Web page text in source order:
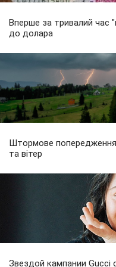
Вперше за тривалий час
до долара
Штормове попередження
та вітер
Звездой кампании Gucci